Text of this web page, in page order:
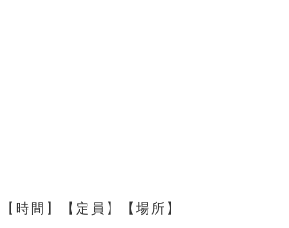
【時間】 【定員】 【場所】